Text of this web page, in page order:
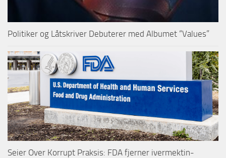
Politiker og Låtskriver Debuterer med Albumet “Values”
Seier Over Korrupt Praksis: FDA fjerner ivermektin-